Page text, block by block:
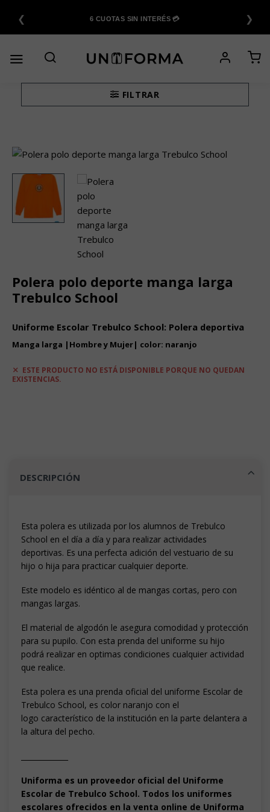
contenido
❮ 6 CUOTAS SIN INTERÉS 💳 ❯
FILTRAR
Polera polo deporte manga larga
Trebulco School
Uniforme Escolar Trebulco School: Polera deportiva
Manga larga |Hombre y Mujer| color: naranjo
ESTE PRODUCTO NO ESTÁ DISPONIBLE PORQUE NO QUEDAN
EXISTENCIAS.
DESCRIPCIÓN
Esta polera es utilizada por los alumnos de Trebulco
School en el día a día y para realizar actividades
deportivas. Es una perfecta adición del vestuario de su
hijo o hija para practicar cualquier deporte.
Este modelo es idéntico al de mangas cortas, pero con
mangas largas.
El material de algodón le asegura comodidad y protección
para su pupilo. Con esta prenda del uniforme su hijo
podrá realizar en optimas condiciones cualquier actividad
que realice.
Esta polera es una prenda oficial del uniforme Escolar de
Trebulco School, es color naranjo con el
logo característico de la institución en la parte delantera a
la altura del pecho.
Uniforma es un proveedor oficial del Uniforme
Escolar de Trebulco School. Todos los uniformes
escolares ofrecidos en la venta online de Uniforma